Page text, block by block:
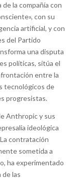
la compañía con
con su
artificial, y con
del Partido
una disputa
políticas, sitúa el
entre la
tecnológicos de
progresistas.
Anthropic y sus
ideológica
contratación
sometida a
ha experimentado
las